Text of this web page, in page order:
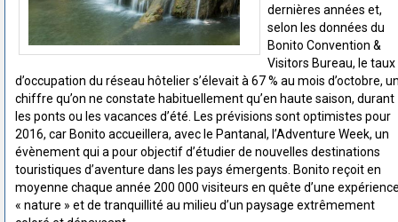
dernières années et,
selon les données du
Bonito Convention &
Visitors Bureau, le taux
d’occupation du réseau hôtelier s’élevait à 67 % au mois d’octobre,
chiffre qu’on ne constate habituellement qu’en haute saison, durant
les ponts ou les vacances d’été. Les prévisions sont optimistes pour
2016, car Bonito accueillera, avec le Pantanal, l’Adventure Week, un
évènement qui a pour objectif d’étudier de nouvelles destinations
touristiques d’aventure dans les pays émergents. Bonito reçoit en
moyenne chaque année 200 000 visiteurs en quête d’une
« nature » et de tranquillité au milieu d’un paysage extrêmement